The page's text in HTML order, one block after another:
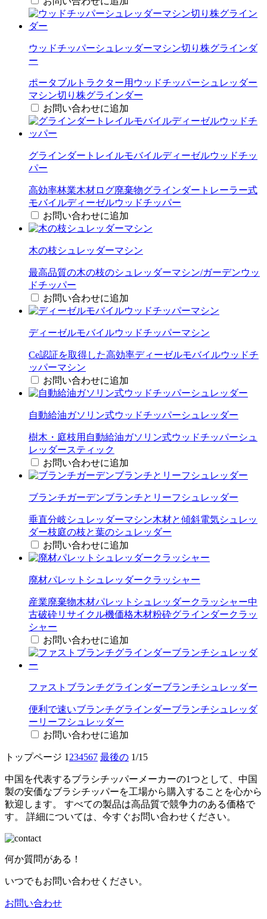
ウッドチッパーシュレッダーマシン切り株グラインダ
ー
ポータブルトラクター用ウッドチッパーシュレッダー
マシン切り株グラインダー
お問い合わせに追加
グラインダートレイルモバイルディーゼルウッドチッ
パー
高効率林業木材ログ廃棄物グラインダートレーラー式
モバイルディーゼルウッドチッパー
お問い合わせに追加
木の枝シュレッダーマシン
最高品質の木の枝のシュレッダーマシン/ガーデンウッ
ドチッパー
お問い合わせに追加
ディーゼルモバイルウッドチッパーマシン
Ce認証を取得した高効率ディーゼルモバイルウッドチ
ッパーマシン
お問い合わせに追加
自動給油ガソリン式ウッドチッパーシュレッダー
樹木・庭枝用自動給油ガソリン式ウッドチッパーシュ
レッダースティック
お問い合わせに追加
ブランチガーデンブランチとリーフシュレッダー
垂直分岐シュレッダーマシン木材と傾斜電気シュレッ
ダー枝庭の枝と葉のシュレッダー
お問い合わせに追加
廃材パレットシュレッダークラ​​ッシャー
産業廃棄物木材パレットシュレッダークラ​​ッシャー中
古破砕リサイクル機価格木材粉砕グラインダークラッ
シャー
お問い合わせに追加
ファストブランチグラインダーブランチシュレッダー
便利で速いブランチグラインダーブランチシュレッダ
ーリーフシュレッダー
お問い合わせに追加
トップページ 1 234567 最後の 1/15
中国を代表するブラシチッパーメーカーの1つとして、中国
製の安価なブラシチッパーを工場から購入することを心から
歓迎します。 すべての製品は高品質で競争力のある価格で
す。 詳細については、今すぐお問い合わせください。
何か質問がある！
いつでもお問い合わせください。
お問い合わせ